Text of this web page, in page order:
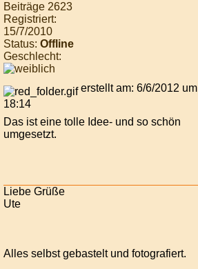
Beiträge 2623
Registriert:
15/7/2010
Status: Offline
Geschlecht:
erstellt am: 6/6/2012 um
18:14
Das ist eine tolle Idee- und so schön
umgesetzt.
Liebe Grüße
Ute
Alles selbst gebastelt und fotografiert.